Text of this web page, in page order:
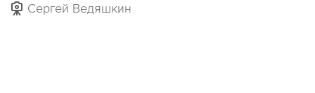
Сергей Ведяшкин